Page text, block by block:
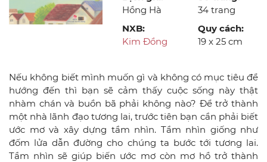
Hồng Hà
34 trang
NXB:
Kim Đồng
Quy cách:
19 x 25 cm
Nếu không biết mình muốn gì và không có mục tiêu để
hướng đến thì bạn sẽ cảm thấy cuộc sống này thật
nhàm chán và buồn bã phải không nào? Để trở thành
một nhà lãnh đạo tương lai, trước tiên bạn cần phải biết
ước mơ và xây dựng tầm nhìn. Tầm nhìn giống như
đốm lửa dẫn đường cho chúng ta bước tới tương lai.
Tầm nhìn sẽ giúp biến ước mơ còn mơ hồ trở thành